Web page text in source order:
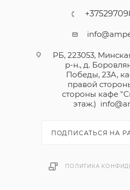
РБ, 223053,
р-н., д.
Победы, 23А,
правой
стороны кафе
этаж.)
ПОДПИСАТЬСЯ НА
ПОЛИТИКА